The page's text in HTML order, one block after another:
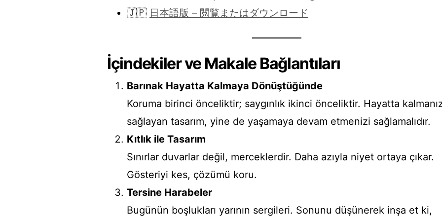
🇯🇵 日本語版 – 閲覧またはダウンロード
İçindekiler ve Makale Bağlantıları
Barınak Hayatta Kalmaya Dönüştüğünde
Koruma birinci önceliktir; saygınlık ikinci önceliktir. Hayatta
sağlayan tasarım, yine de yaşamaya devam etmenizi sağlamalıdır.
Kıtlık ile Tasarım
Sınırlar duvarlar değil, merceklerdir. Daha azıyla niyet ortaya çıkar.
Gösteriyi kes, çözümü koru.
Tersine Harabeler
Bugünün boşlukları yarının sergileri. Sonunu düşünerek inşa et ki,